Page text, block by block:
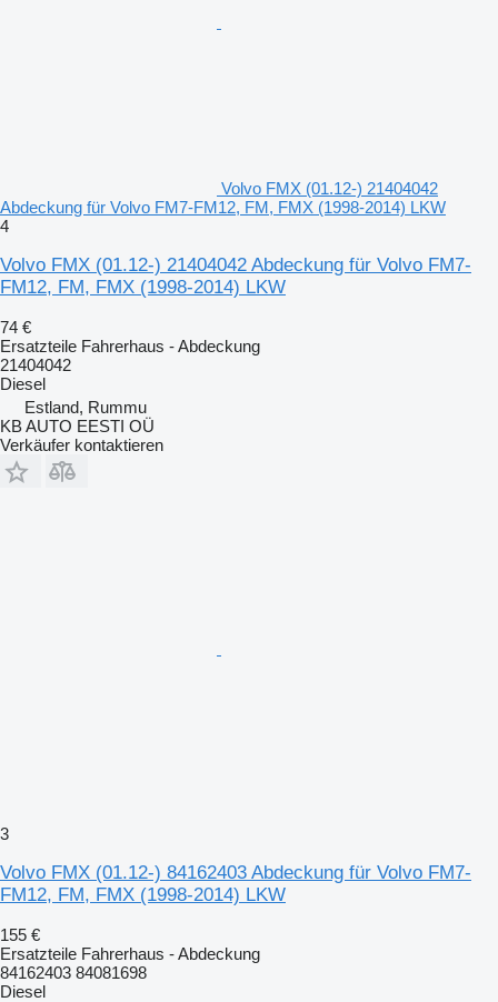
Volvo FMX (01.12-) 21404042
Abdeckung für Volvo FM7-FM12, FM, FMX (1998-2014) LKW
4
Volvo FMX (01.12-) 21404042 Abdeckung für Volvo FM7-
FM12, FM, FMX (1998-2014) LKW
74 €
Ersatzteile Fahrerhaus - Abdeckung
21404042
Diesel
Estland, Rummu
KB AUTO EESTI OÜ
Verkäufer kontaktieren
3
Volvo FMX (01.12-) 84162403 Abdeckung für Volvo FM7-
FM12, FM, FMX (1998-2014) LKW
155 €
Ersatzteile Fahrerhaus - Abdeckung
84162403 84081698
Diesel